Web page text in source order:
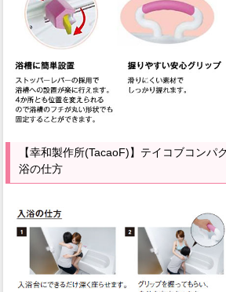
【幸和製作所(TacaoF)】テイコブコンパ
浴の仕方